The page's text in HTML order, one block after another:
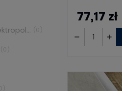
Anoda srebro elektropolerowane
77,17 zł